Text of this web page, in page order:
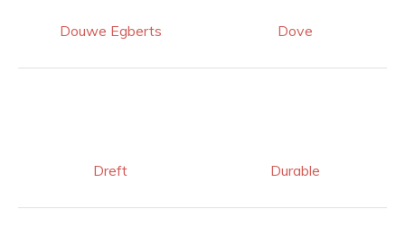
Douwe Egberts Dove
Dreft Durable